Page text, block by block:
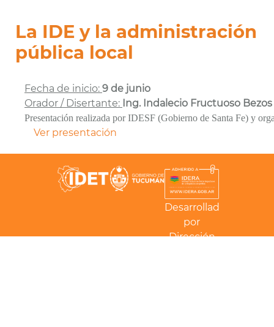
La IDE y la administración
pública local
Fecha de inicio: 9 de junio
Orador / Disertante: Ing. Indalecio Fructuoso Bezos
Presentación realizada por IDESF (Gobierno de Santa Fe) y
Ver presentación
Desarrollado
por
Dirección